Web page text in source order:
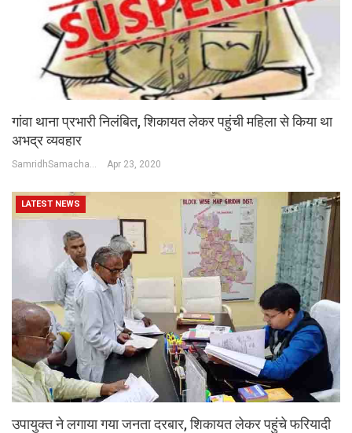
गांवा थाना प्रभारी निलंबित, शिकायत लेकर पहुंची महिला से किया था
अभद्र व्यवहार
SamridhSamachar Desk Apr 23, 2020
LATEST NEWS
उपायुक्त ने लगाया गया जनता दरबार, शिकायत लेकर पहुंचे फरियादी